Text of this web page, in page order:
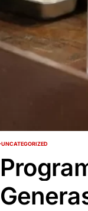
UNCATEGORIZED